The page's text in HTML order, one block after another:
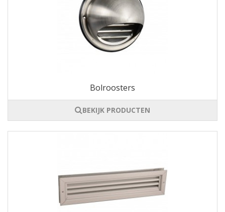
Bolroosters
BEKIJK PRODUCTEN